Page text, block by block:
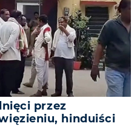
przez
hinduiści